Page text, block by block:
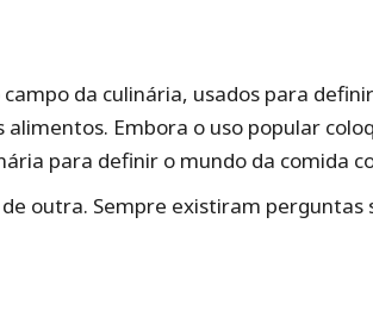
da culinária, usados ​​para
Embora o uso popular
para definir o mundo da comida
outra. Sempre existiram perguntas